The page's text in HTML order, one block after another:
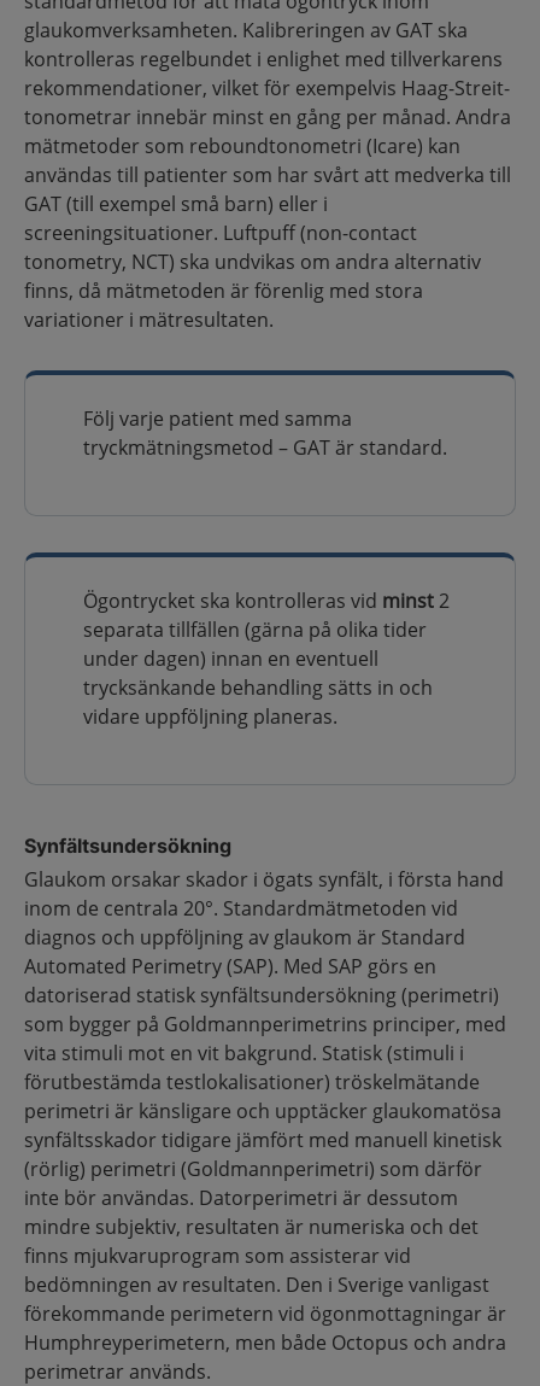
glaukomverksamheten. Kalibreringen av GAT ska
kontrolleras regelbundet i enlighet med tillverkarens
rekommendationer, vilket för exempelvis Haag-Streit-
tonometrar innebär minst en gång per månad. Andra
mätmetoder som reboundtonometri (Icare) kan
användas till patienter som har svårt att medverka till
GAT (till exempel små barn) eller i
screeningsituationer. Luftpuff (non-contact
tonometry, NCT) ska undvikas om andra alternativ
finns, då mätmetoden är förenlig med stora
variationer i mätresultaten.
Följ varje patient med samma
tryckmätningsmetod – GAT är standard.
Ögontrycket ska kontrolleras vid minst 2
separata tillfällen (gärna på olika tider
under dagen) innan en eventuell
trycksänkande behandling sätts in och
vidare uppföljning planeras.
Synfältsundersökning
Glaukom orsakar skador i ögats synfält, i första hand
inom de centrala 20°. Standard­mätmetoden vid
diagnos och uppföljning av glaukom är Standard
Automated Perimetry (SAP). Med SAP görs en
datoriserad statisk synfältsundersökning (perimetri)
som bygger på Goldmannperimetrins principer, med
vita stimuli mot en vit bakgrund. Statisk (stimuli i
förutbestämda testlokalisationer) tröskelmätande
perimetri är känsligare och upptäcker glaukomatösa
synfältsskador tidigare jämfört med manuell kinetisk
(rörlig) perimetri (Goldmannperimetri) som därför
inte bör användas. Dator­perimetri är dessutom
mindre subjektiv, resultaten är numeriska och det
finns mjukvaruprogram som assisterar vid
bedömningen av resultaten. Den i Sverige vanligast
förekommande perimetern vid ögonmottagningar är
Humphreyperimetern, men både Octopus och andra
perimetrar används.